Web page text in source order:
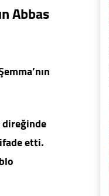
Abbas
direğinde
etti.